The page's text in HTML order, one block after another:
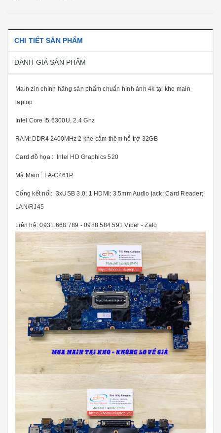
CHI TIẾT SẢN PHẨM
ĐÁNH GIÁ SẢN PHẨM
Main zin chính hãng sản phẩm chuẩn hình ảnh 4k tại kho main
laptop
Intel Core i5 6300U, 2.4 Ghz
RAM: DDR4 2400MHz2 khe cắm thêm hỗ trợ 32GB
Card đồ họa : Intel HD Graphics 520
Mã Main : LA-C461P
Cổng kết nối: 3xUSB 3.0; 1 HDMI; 3.5mm Audio jack; Card Reader;
LAN/RJ45
Liên hệ: 0931.668.789 - 0988.584.591 Viber - Zalo